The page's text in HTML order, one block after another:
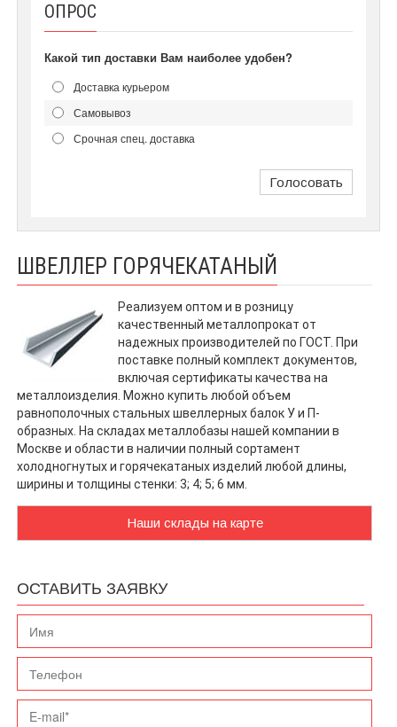
ОПРОС
Какой тип доставки Вам наиболее удобен?
Доставка курьером
Самовывоз
Срочная спец. доставка
Голосовать
ШВЕЛЛЕР ГОРЯЧЕКАТАНЫЙ
Реализуем оптом и в розницу
качественный металлопрокат от
надежных производителей по ГОСТ. При
поставке полный комплект документов,
включая сертификаты качества на
металлоизделия. Можно купить любой объем
равнополочных стальных швеллерных балок У и П-
образных. На складах металлобазы нашей компании в
Москве и области в наличии полный сортамент
холодногнутых и горячекатаных изделий любой длины,
ширины и толщины стенки: 3; 4; 5; 6 мм.
Наши склады на карте
ОСТАВИТЬ ЗАЯВКУ